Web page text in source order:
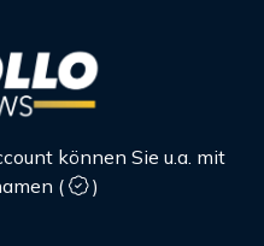
können Sie u.a. mit
(
)